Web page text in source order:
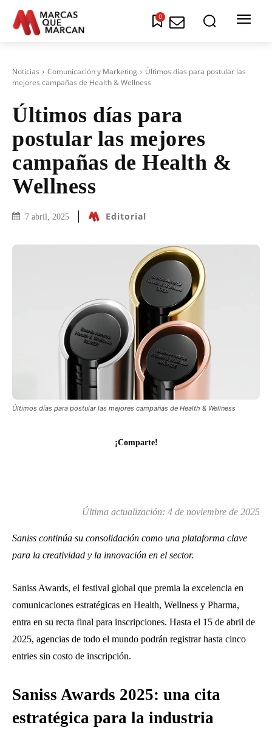
0
Noticias Comunicación y Marketing
Últimos días para postular las
mejores campañas de Health & Wellness
Últimos días para
postular las mejores
campañas de Health &
Wellness
7 abril, 2025 Editorial
Últimos días para postular las mejores campañas de Health & Wellness
¡Comparte!
Última actualización: 4 de noviembre de 2025
Saniss continúa su consolidación como una plataforma clave
para la creatividad y la innovación en el sector.
Saniss Awards, el festival global que premia la excelencia en
comunicaciones estratégicas en Health, Wellness y Pharma,
entra en su recta final para inscripciones. Hasta el 15 de abril de
2025, agencias de todo el mundo podrán registrar hasta cinco
entries sin costo de inscripción.
Saniss Awards 2025: una cita
estratégica para la industria